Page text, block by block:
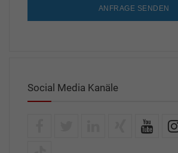
ANFRAGE SENDEN
Social Media Kanäle